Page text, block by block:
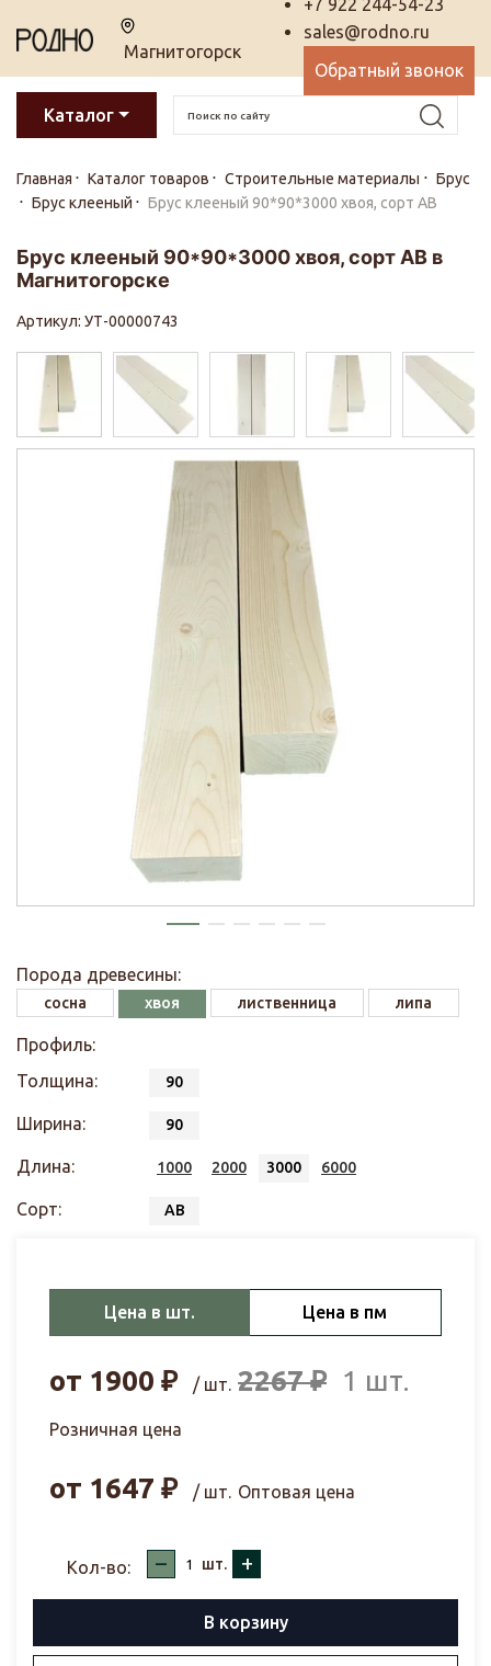
Магнитогорск
+7 922 244-54-23
sales@rodno.ru
Обратный звонок
Каталог
Главная Каталог товаров Строительные материалы
Брус
Брус клееный
Брус клееный 90*90*3000 хвоя, сорт АВ
Брус клееный 90*90*3000 хвоя, сорт АВ в
Магнитогорске
Артикул: УТ-00000743
Порода древесины:
сосна хвоя лиственница липа
Профиль:
Толщина:
90
Ширина: 90
Длина: 1000 2000 3000 6000
Сорт: АВ
Цена в шт. Цена в пм
от 1900 ₽ / шт. 2267₽ 1 шт.
Розничная цена
от 1647 ₽ / шт. Оптовая цена
Кол-во: – шт. +
В корзину